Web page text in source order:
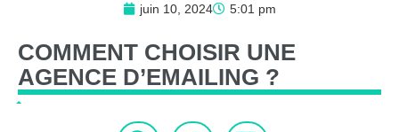
juin 10, 2024 5:01 pm
COMMENT CHOISIR UNE
AGENCE D’EMAILING ?